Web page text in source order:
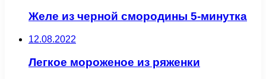
Желе из черной смородины 5-минутка
12.08.2022
Легкое мороженое из ряженки